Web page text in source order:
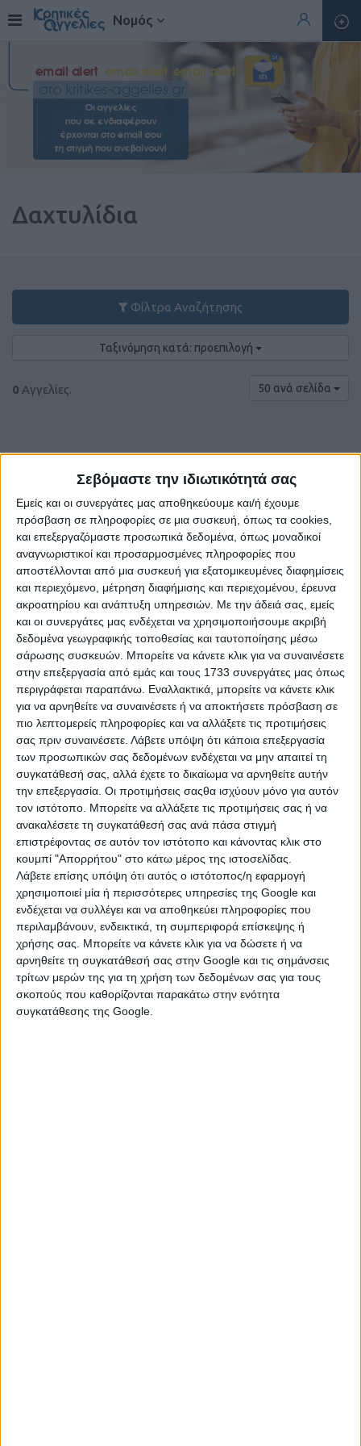
Σεβόμαστε την ιδιωτικότητά σας
Εμείς και οι συνεργάτες μας αποθηκεύουμε και/ή έχουμε
πρόσβαση σε πληροφορίες σε μια συσκευή, όπως τα cookies,
και επεξεργαζόμαστε προσωπικά δεδομένα, όπως μοναδικοί
αναγνωριστικοί και προσαρμοσμένες πληροφορίες που
αποστέλλονται από μια συσκευή για εξατομικευμένες διαφημίσεις
και περιεχόμενο, μέτρηση διαφήμισης και περιεχομένου, έρευνα
ακροατηρίου και ανάπτυξη υπηρεσιών. Με την άδειά σας, εμείς
και οι συνεργάτες μας ενδέχεται να χρησιμοποιήσουμε ακριβή
δεδομένα γεωγραφικής τοποθεσίας και ταυτοποίησης μέσω
σάρωσης συσκευών. Μπορείτε να κάνετε κλικ για να συναινέσετε
στην επεξεργασία από εμάς και τους 1733 συνεργάτες μας όπως
περιγράφεται παραπάνω. Εναλλακτικά, μπορείτε να κάνετε κλικ
για να αρνηθείτε να συναινέσετε ή να αποκτήσετε πρόσβαση σε
πιο λεπτομερείς πληροφορίες και να αλλάξετε τις προτιμήσεις
σας πριν συναινέσετε. Λάβετε υπόψη ότι κάποια επεξεργασία
των προσωπικών σας δεδομένων ενδέχεται να μην απαιτεί τη
συγκατάθεσή σας, αλλά έχετε το δικαίωμα να αρνηθείτε αυτήν
την επεξεργασία. Οι προτιμήσεις σαςθα ισχύουν μόνο για αυτόν
τον ιστότοπο. Μπορείτε να αλλάξετε τις προτιμήσεις σας ή να
ανακαλέσετε τη συγκατάθεσή σας ανά πάσα στιγμή
επιστρέφοντας σε αυτόν τον ιστότοπο και κάνοντας κλικ στο
κουμπί "Απορρήτου" στο κάτω μέρος της ιστοσελίδας.
Λάβετε επίσης υπόψη ότι αυτός ο ιστότοπος/η εφαρμογή
χρησιμοποιεί μία ή περισσότερες υπηρεσίες της Google και
ενδέχεται να συλλέγει και να αποθηκεύει πληροφορίες που
περιλαμβάνουν, ενδεικτικά, τη συμπεριφορά επίσκεψης ή
χρήσης σας. Μπορείτε να κάνετε κλικ για να δώσετε ή να
αρνηθείτε τη συγκατάθεσή σας στην Google και τις σημάνσεις
τρίτων μερών της για τη χρήση των δεδομένων σας για τους
σκοπούς που καθορίζονται παρακάτω στην ενότητα
συγκατάθεσης της Google.
Νομός
Δαχτυλίδια
Φίλτρα Αναζήτησης
Ταξινόμηση κατά: προεπιλογή
0 Αγγελίες. 50 ανά σελίδα
Δε βρέθηκαν αγγελίες σύμφωνα με τα
κριτήρια αναζήτησής σας.
Δοκιμάστε να καθαρίσετε όλα τα υπάρχοντα φίλτρα
αναζήτησης.
ΚΑΤΗΓΟΡΙΕΣ
ΚΟΣΜΗΜΑΤΑ
Αλυσίδες
Βέρες